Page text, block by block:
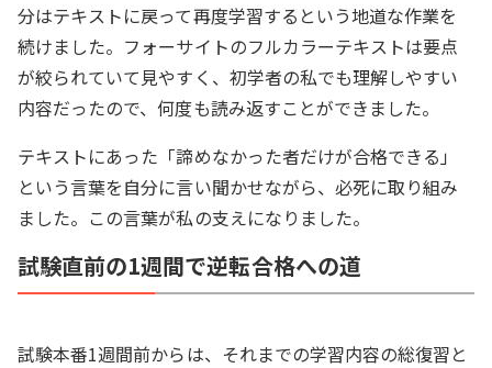
分はテキストに戻って再度学習するという地道な作業を
続けました。フォーサイトのフルカラーテキストは要点
が絞られていて見やすく、初学者の私でも理解しやすい
内容だったので、何度も読み返すことができました。
テキストにあった「諦めなかった者だけが合格できる」
という言葉を自分に言い聞かせながら、必死に取り組み
ました。この言葉が私の支えになりました。
試験直前の1週間で逆転合格への道
試験本番1週間前からは、それまでの学習内容の総復習と